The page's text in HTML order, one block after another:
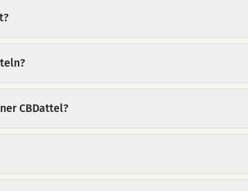
CBDattel?